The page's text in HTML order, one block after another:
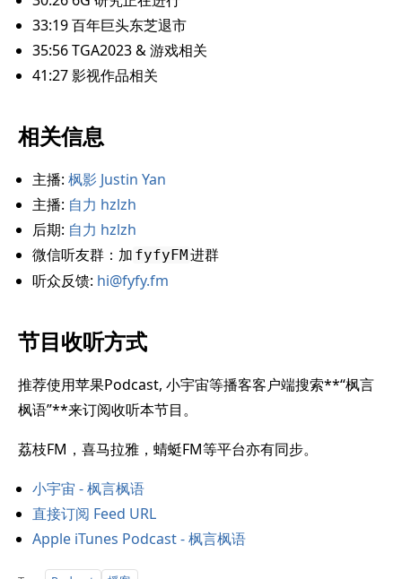
33:19 百年巨头东芝退市
35:56 TGA2023 & 游戏相关
41:27 影视作品相关
相关信息
主播: 枫影 Justin Yan
主播: 自力 hzlzh
后期: 自力 hzlzh
微信听友群：加 fyfyFM进群
听众反馈: hi@fyfy.fm
节目收听方式
推荐使用苹果Podcast, 小宇宙等播客客户端搜索**“枫言
枫语”**来订阅收听本节目。
荔枝FM，喜马拉雅，蜻蜓FM等平台亦有同步。
小宇宙 - 枫言枫语
直接订阅 Feed URL
Apple iTunes Podcast - 枫言枫语